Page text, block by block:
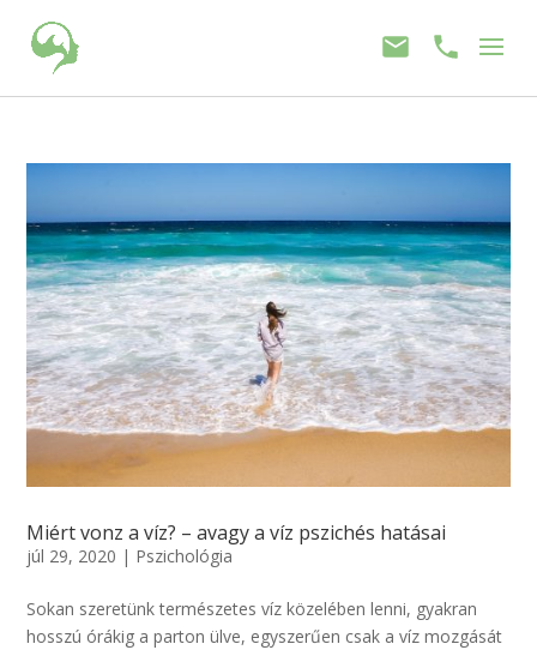
Miért vonz a víz? – avagy a víz pszichés hatásai
júl 29, 2020 | Pszichológia
Sokan szeretünk természetes víz közelében lenni, gyakran
hosszú órákig a parton ülve, egyszerűen csak a víz mozgását